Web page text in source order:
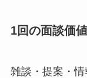
1回の面談価
雑談・提案・情